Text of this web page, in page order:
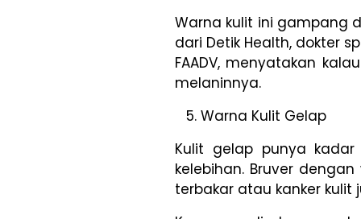
Warna kulit ini gampang
dari Detik Health, dokter
FAADV, menyatakan
melaninnya.
Warna Kulit Gelap
Kulit gelap punya
kelebihan. Bruver
terbakar atau kanker kulit